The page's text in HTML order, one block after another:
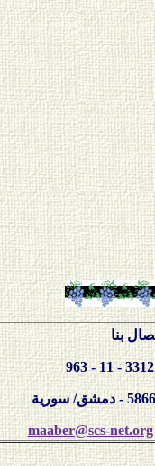
maaber@scs-net.org